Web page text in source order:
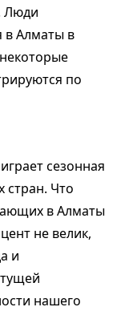
Люди
в Алматы в
по
сезонная
стран. Что
в Алматы
не велик,
и
нашего